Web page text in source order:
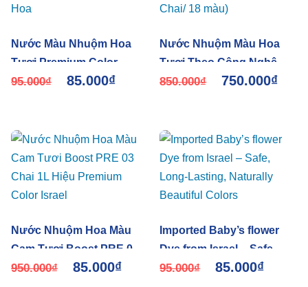
Nước Màu Nhuộm Hoa
Tươi Premium Color
Israel Chai 1L – Nhuộm
95.000₫ 85.000₫
Nước Nhuộm Màu Hoa
Tươi Theo Công Nghệ
Israel (Giá sỉ 1 thùng 10
850.000₫ 750.000₫
Nước Nhuộm Hoa Màu
Cam Tươi Boost PRE 03
Chai 1L Hiệu Premium
950.000₫ 85.000₫
Imported Baby’s flower
Dye from Israel – Safe,
Long-Lasting, Naturally
95.000₫ 85.000₫